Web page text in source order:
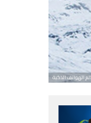
الهواتف الذكية